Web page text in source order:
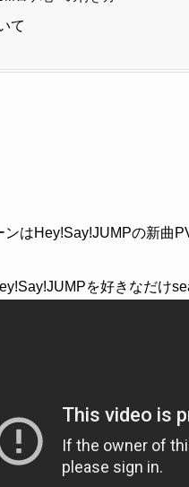
て
はHey!Say!JUMPの新曲
を好きなだけ